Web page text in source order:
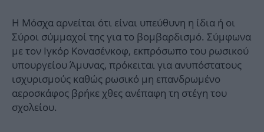
Η Μόσχα αρνείται ότι είναι υπεύθυνη η ίδια ή οι
Σύροι σύμμαχοί της για το βομβαρδισμό. Σύμφωνα
με τον Ιγκόρ Κονασένκοφ, εκπρόσωπο του ρωσικού
υπουργείου Άμυνας, πρόκειται για ανυπόστατους
ισχυρισμούς καθώς ρωσικό μη επανδρωμένο
αεροσκάφος βρήκε χθες ανέπαφη τη στέγη του
σχολείου.